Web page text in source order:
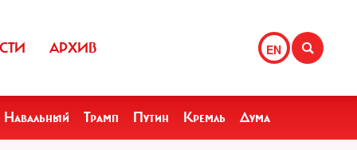
EN
АРХИВ
Навальный Трамп Путин Кремль Дума